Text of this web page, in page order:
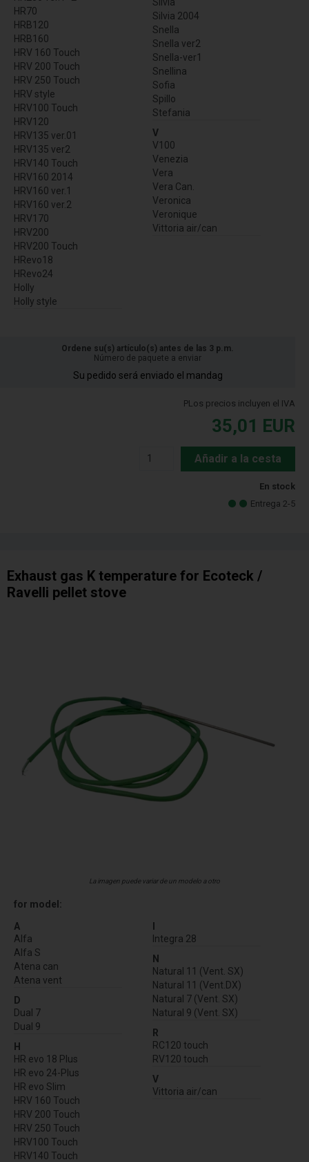
HR70
HRB120
HRB160
HRV 160 Touch
HRV 200 Touch
HRV 250 Touch
HRV style
HRV100 Touch
HRV120
HRV135 ver.01
HRV135 ver2
HRV140 Touch
HRV160 2014
HRV160 ver.1
HRV160 ver.2
HRV170
HRV200
HRV200 Touch
HRevo18
HRevo24
Holly
Holly style
Silvia 2004
Snella
Snella ver2
Snella-ver1
Snellina
Sofia
Spillo
Stefania
V
V100
Venezia
Vera
Vera Can.
Veronica
Veronique
Vittoria air/can
Ordene su(s) artículo(s) antes de las 3 p.m.
Número de paquete a enviar
Su pedido será enviado el mandag
PLos precios incluyen el IVA
35,01 EUR
Añadir a la cesta
En stock
Entrega 2-5
Exhaust gas K temperature for Ecoteck /
Ravelli pellet stove
La imagen puede variar de un modelo a otro
for model:
A
Alfa
Alfa S
Atena can
Atena vent
D
Dual 7
Dual 9
H
HR evo 18 Plus
HR evo 24-Plus
HR evo Slim
HRV 160 Touch
HRV 200 Touch
HRV 250 Touch
HRV100 Touch
HRV140 Touch
Integra 28
N
Natural 11 (Vent. SX)
Natural 11 (Vent.DX)
Natural 7 (Vent. SX)
Natural 9 (Vent. SX)
R
RC120 touch
RV120 touch
V
Vittoria air/can